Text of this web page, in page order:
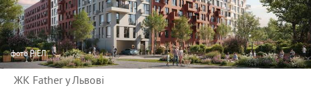
фотоРІЕЛ
ЖК Father у Львові